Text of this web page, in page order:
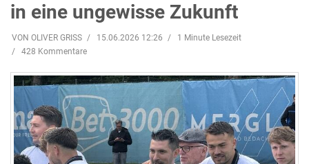
in eine ungewisse Zukunft
VON OLIVER GRISS 15.06.2026 12:26
1 Minute Lesezeit
428 Kommentare